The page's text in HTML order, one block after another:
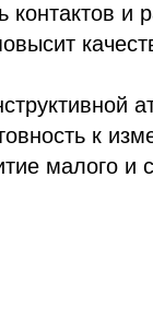
контактов и
к
малого и